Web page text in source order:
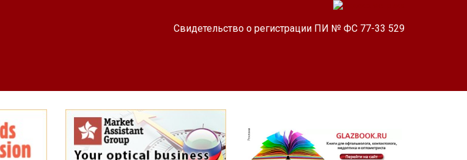
Свидетельство о регистрации ПИ № ФС 77-33 529